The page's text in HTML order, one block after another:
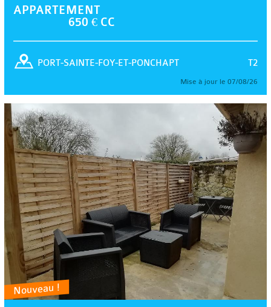
APPARTEMENT
650 € CC
T2
PORT-SAINTE-FOY-ET-PONCHAPT
Mise à jour le 07/08/26
Nouveau !